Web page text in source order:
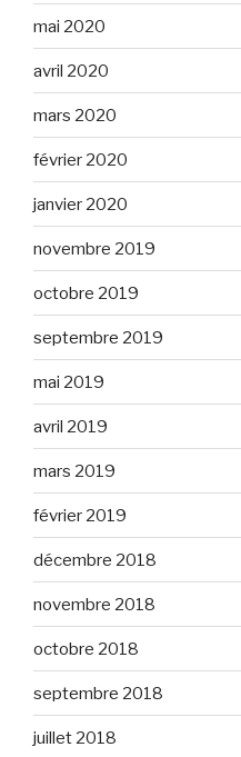
mai 2020
avril 2020
mars 2020
février 2020
janvier 2020
novembre 2019
octobre 2019
septembre 2019
mai 2019
avril 2019
mars 2019
février 2019
décembre 2018
novembre 2018
octobre 2018
septembre 2018
juillet 2018